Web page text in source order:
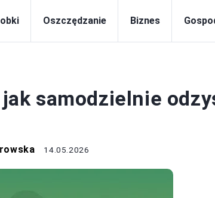
Oszczędzanie Biznes
samodzielnie
14.05.2026